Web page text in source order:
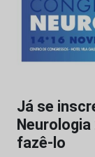
Já se
Neurologia
fazê-lo